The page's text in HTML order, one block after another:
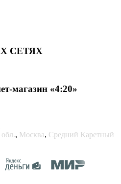
СЕТЯХ
магазин «4:20»
, Москва, Средний Каретный